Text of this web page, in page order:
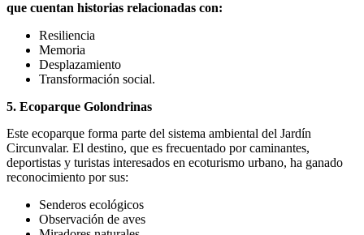
que cuentan historias relacionadas con:
Resiliencia
Memoria
Desplazamiento
Transformación social.
5. Ecoparque Golondrinas
Este ecoparque forma parte del sistema ambiental del Jardín
Circunvalar. El destino, que es frecuentado por caminantes,
deportistas y turistas interesados en ecoturismo urbano, ha ganado
reconocimiento por sus:
Senderos ecológicos
Observación de aves